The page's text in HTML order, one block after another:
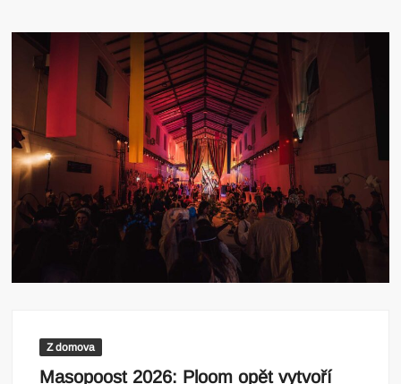
Z domova
Masopoost 2026: Ploom opět vytvoří